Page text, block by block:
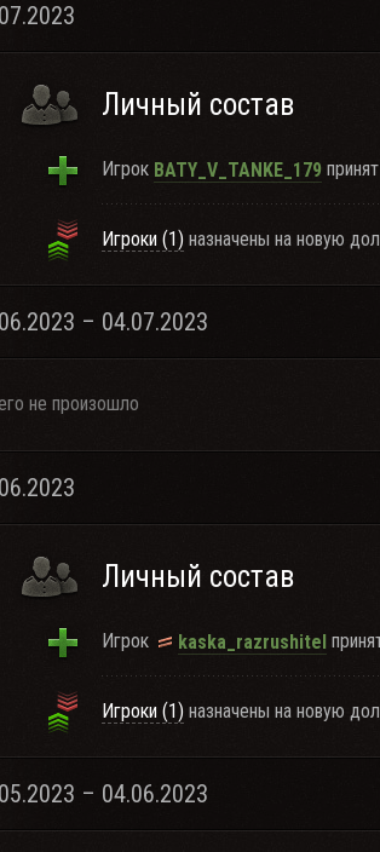
Личный состав
Игрок BATY_V_TANKE_179
Игроки (1) назначены на новую
– 04.07.2023
не произошло
Личный состав
Игрок kaska_razrushitel
Игроки (1) назначены на новую
– 04.06.2023